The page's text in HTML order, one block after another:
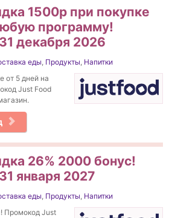
1500р при покупке
программу!
декабря 2026
еды, Продукты, Напитки
от 5 дней на
Just Food
26% 2000 бонус!
января 2027
еды, Продукты, Напитки
Промокод Just